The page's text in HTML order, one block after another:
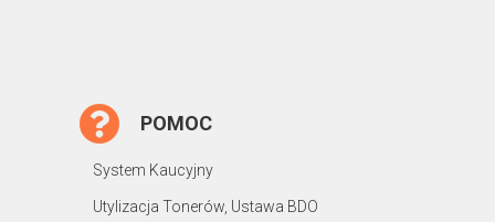
POMOC
System Kaucyjny
Utylizacja Tonerów, Ustawa BDO